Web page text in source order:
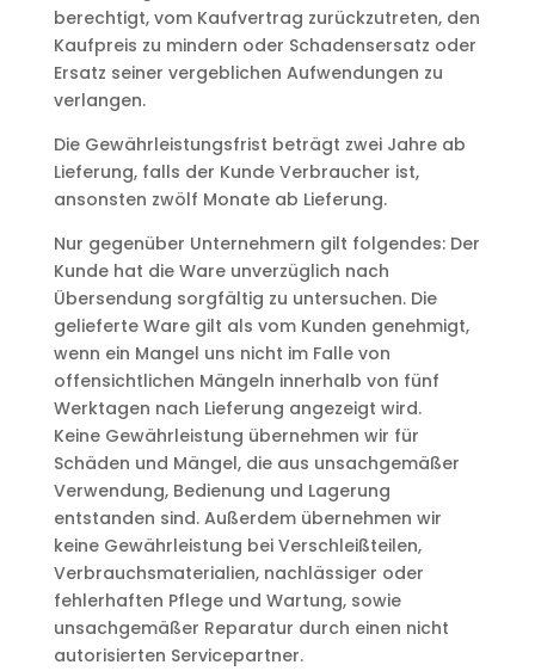
berechtigt, vom Kaufvertrag zurückzutreten, den
Kaufpreis zu mindern oder Schadensersatz oder
Ersatz seiner vergeblichen Aufwendungen zu
verlangen.
Die Gewährleistungsfrist beträgt zwei Jahre ab
Lieferung, falls der Kunde Verbraucher ist,
ansonsten zwölf Monate ab Lieferung.
Nur gegenüber Unternehmern gilt folgendes: Der
Kunde hat die Ware unverzüglich nach
Übersendung sorgfältig zu untersuchen. Die
gelieferte Ware gilt als vom Kunden genehmigt,
wenn ein Mangel uns nicht im Falle von
offensichtlichen Mängeln innerhalb von fünf
Werktagen nach Lieferung angezeigt wird.
Keine Gewährleistung übernehmen wir für
Schäden und Mängel, die aus unsachgemäßer
Verwendung, Bedienung und Lagerung
entstanden sind. Außerdem übernehmen wir
keine Gewährleistung bei Verschleißteilen,
Verbrauchsmaterialien, nachlässiger oder
fehlerhaften Pflege und Wartung, sowie
unsachgemäßer Reparatur durch einen nicht
autorisierten Servicepartner.